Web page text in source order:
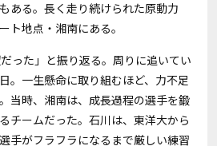
ある。長く走り続けられた原動力
ト地点・湘南にある。
った」と振り返る。周りに追いてい
。一生懸命に取り組むほど、力不足
当時、湘南は、成長過程の選手を鍛
チームだった。石川は、東洋大から
手がフラフラになるまで厳しい練習